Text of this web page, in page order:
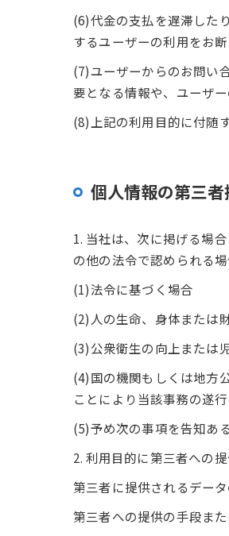
(6)代金の支払を遅滞した
するユーザーの利用をお
(7)ユーザーからのお問い
要となる情報や、ユーザ
(8)上記の利用目的に付随
個人情報の第三
1. 当社は、次に掲げる場
の他の法令で認められる場
(1)法令に基づく場合
(2)人の生命、身体または
(3)公衆衛生の向上または
(4)国の機関もしくは地方
ことにより当該事務の遂
(5)予め次の事項を告知あ
2. 利用目的に第三者への
第三者に提供されるデー
第三者への提供の手段ま